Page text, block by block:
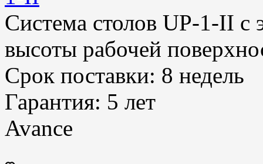
Система столов UP-1-II с
высоты рабочей
Срок поставки: 8 недель
Гарантия: 5 лет
Avance